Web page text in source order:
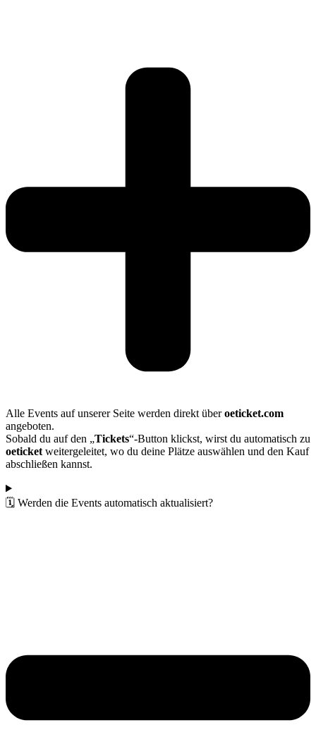
Alle Events auf unserer Seite werden direkt überoeticket.com
angeboten.
Sobald du auf den „Tickets“-Button klickst, wirst du automatisch zu
oeticketweitergeleitet, wo du deine Plätze auswählen und den Kauf
abschließen kannst.
🗓️ Werden die Events automatisch aktualisiert?